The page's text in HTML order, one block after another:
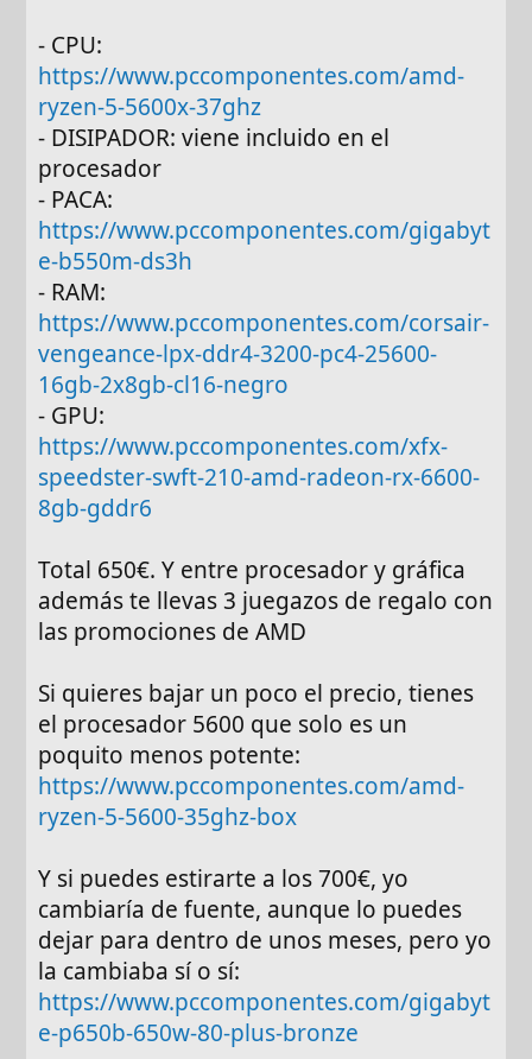
- CPU:
https://www.pccomponentes.com/amd-
ryzen-5-5600x-37ghz
- DISIPADOR: viene incluido en el
procesador
- PACA:
https://www.pccomponentes.com/gigabyt
e-b550m-ds3h
- RAM:
https://www.pccomponentes.com/corsair-
vengeance-lpx-ddr4-3200-pc4-25600-
16gb-2x8gb-cl16-negro
- GPU:
https://www.pccomponentes.com/xfx-
speedster-swft-210-amd-radeon-rx-6600-
8gb-gddr6
Total 650€. Y entre procesador y gráfica
además te llevas 3 juegazos de regalo con
las promociones de AMD
Si quieres bajar un poco el precio, tienes
el procesador 5600 que solo es un
poquito menos potente:
https://www.pccomponentes.com/amd-
ryzen-5-5600-35ghz-box
Y si puedes estirarte a los 700€, yo
cambiaría de fuente, aunque lo puedes
dejar para dentro de unos meses, pero yo
la cambiaba sí o sí:
https://www.pccomponentes.com/gigabyt
e-p650b-650w-80-plus-bronze